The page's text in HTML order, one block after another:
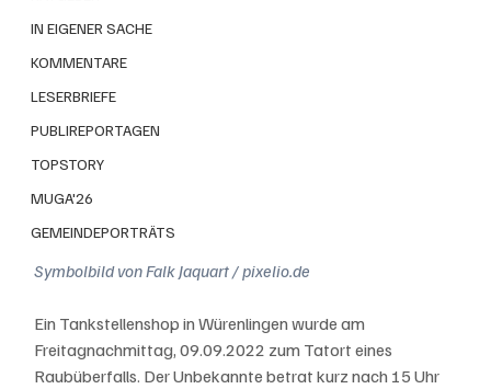
IN EIGENER SACHE
KOMMENTARE
LESERBRIEFE
PUBLIREPORTAGEN
TOPSTORY
MUGA'26
GEMEINDEPORTRÄTS
Symbolbild von Falk Jaquart / pixelio.de
Ein Tankstellenshop in Würenlingen wurde am
Freitagnachmittag, 09.09.2022 zum Tatort eines
Raubüberfalls. Der Unbekannte betrat kurz nach 15 Uhr